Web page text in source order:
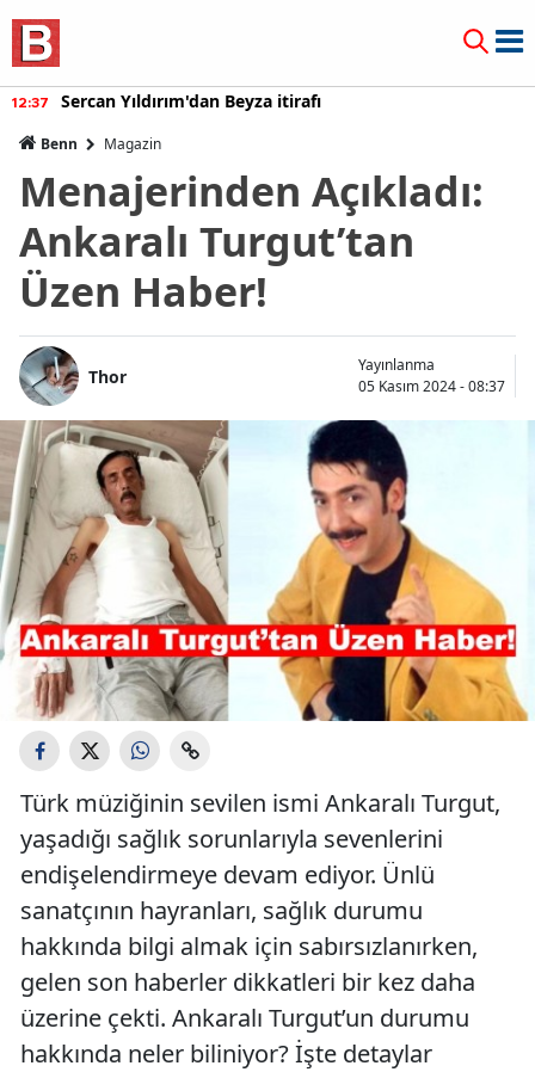
12:37 Sercan Yıldırım'dan Beyza itirafı
Benn Magazin
Menajerinden Açıkladı:
Ankaralı Turgut’tan
Üzen Haber!
Thor
Yayınlanma
05 Kasım 2024 - 08:37
Türk müziğinin sevilen ismi Ankaralı Turgut,
yaşadığı sağlık sorunlarıyla sevenlerini
endişelendirmeye devam ediyor. Ünlü
sanatçının hayranları, sağlık durumu
hakkında bilgi almak için sabırsızlanırken,
gelen son haberler dikkatleri bir kez daha
üzerine çekti. Ankaralı Turgut’un durumu
hakkında neler biliniyor? İşte detaylar